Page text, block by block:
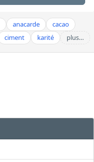
anacarde
cacao
ciment karité plus…